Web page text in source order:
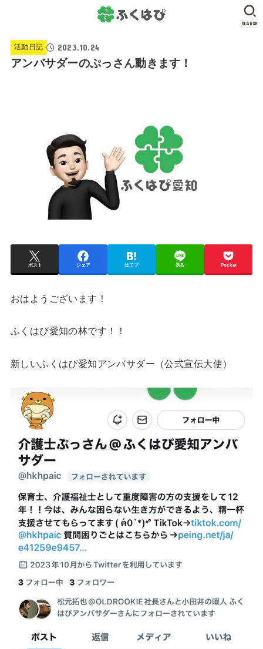
SEARCH
活動日記 2023.10.24
アンバサダーのぷっさん動きます！
ポスト シェア はてブ 送る Pocket
おはようございます！
ふくはぴ愛知の林です！！
新しいふくはぴ愛知アンバサダー（公式宣伝大使）